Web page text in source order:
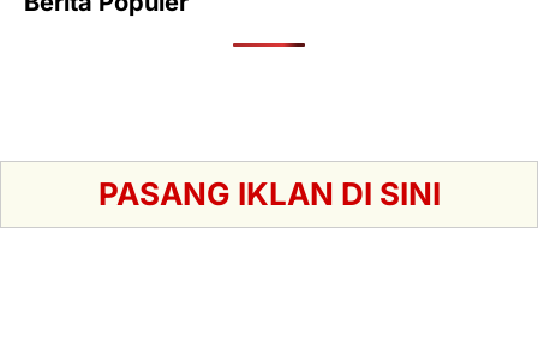
PASANG IKLAN DI SINI